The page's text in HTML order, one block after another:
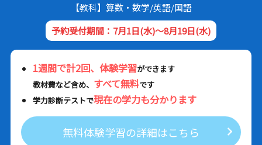
【教科】算数・数学/英語/国語
予約受付期間：7月1日(水)～8月19日(水)
1週間で計2回、体験学習ができます
教材費など含め、 すべて無料です
学力診断テストで現在の学力も分かります
無料体験学習の詳細はこちら